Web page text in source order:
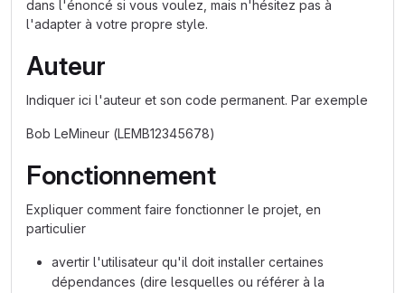
dans l'énoncé si vous voulez, mais n'hésitez pas à
l'adapter à votre propre style.
Auteur
Indiquer ici l'auteur et son code permanent. Par exemple
Bob LeMineur (LEMB12345678)
Fonctionnement
Expliquer comment faire fonctionner le projet, en
particulier
avertir l'utilisateur qu'il doit installer certaines
dépendances (dire lesquelles ou référer à la